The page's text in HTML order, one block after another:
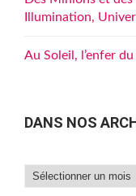
Illumination,
Au Soleil, l’enfer
DANS NOS
Dans